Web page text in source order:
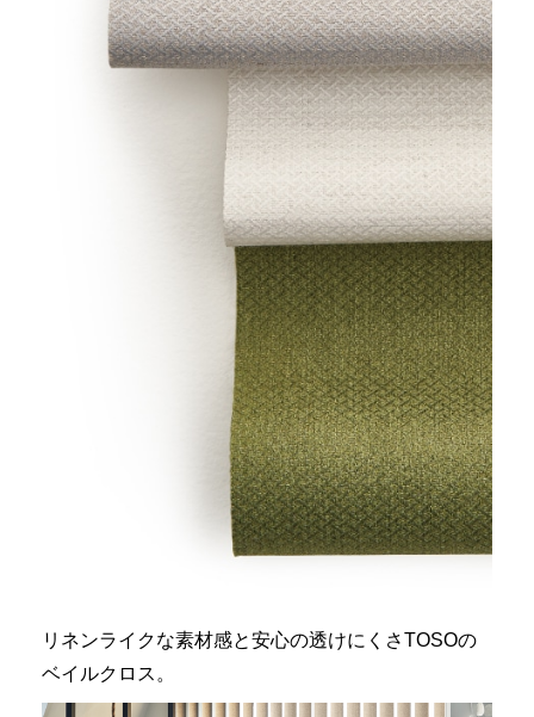
リネンライクな素材感と安心の透けにくさTOSOの
ベイルクロス。